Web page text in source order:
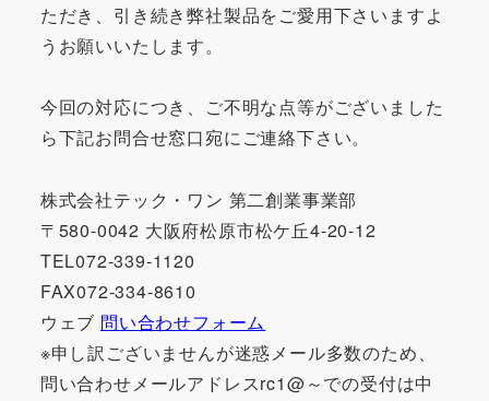
ただき、引き続き弊社製品をご愛用下さいますよ
うお願いいたします。
今回の対応につき、ご不明な点等がございました
ら下記お問合せ窓口宛にご連絡下さい。
株式会社テック・ワン 第二創業事業部
〒580-0042 大阪府松原市松ケ丘4-20-12
TEL072-339-1120
FAX072-334-8610
ウェブ 問い合わせフォーム
※申し訳ございませんが迷惑メール多数のため、
問い合わせメールアドレスrc1@～での受付は中